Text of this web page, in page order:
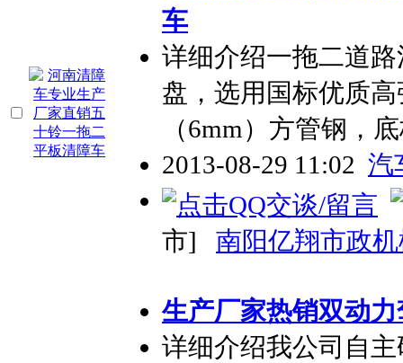
车
详细介绍一拖二道
盘，选用国标优质
（6mm）方管钢，
2013-08-29 11:02 汽
市] 南阳亿翔市政
生产厂家热销双动
详细介绍我公司自